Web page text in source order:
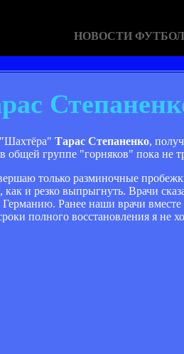
НОВОСТИ
Тарас Степаненко,
общей группе "горняков" пока не
только разминочные
и резко выпрыгнуть. Врачи
Германию. Ранее наши врачи
полного восстановления я не